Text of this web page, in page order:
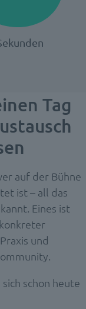
Tag
auf der Bühne
ist – all das
Eines ist
und
schon heute